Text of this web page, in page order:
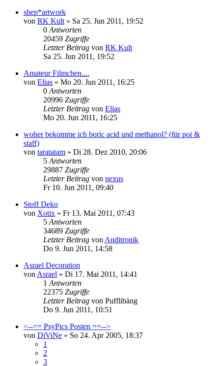
shep*artwork
von RK Kult » Sa 25. Jun 2011, 19:52
0 Antworten
20459 Zugriffe
Letzter Beitrag von RK Kult
Sa 25. Jun 2011, 19:52
Amateur Filmchen....
von Elias » Mo 20. Jun 2011, 16:25
0 Antworten
20996 Zugriffe
Letzter Beitrag von Elias
Mo 20. Jun 2011, 16:25
woher bekomme ich boric acid und methanol? (für poi &
staff)
von taratatam » Di 28. Dez 2010, 20:06
5 Antworten
29887 Zugriffe
Letzter Beitrag von nexus
Fr 10. Jun 2011, 09:40
Stoff Deko
von Xotix » Fr 13. Mai 2011, 07:43
5 Antworten
34689 Zugriffe
Letzter Beitrag von Anditronik
Do 9. Jun 2011, 14:58
Asrael Decoration
von Asrael » Di 17. Mai 2011, 14:41
1 Antworten
22375 Zugriffe
Letzter Beitrag von Pufflibäng
Do 9. Jun 2011, 10:51
<--== PsyPics Posten ==-->
von DiViNe » So 24. Apr 2005, 18:37
1
2
3